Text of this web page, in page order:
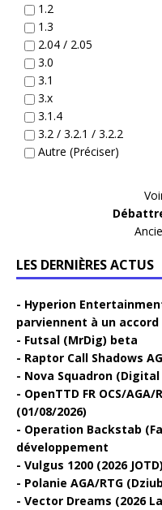
1.2
1.3
2.04 / 2.05
3.0
3.1
3.x
3.1.4
3.2 / 3.2.1 / 3.2.2
Autre (Préciser)
LES DERNIÈRES ACTUS
Hyperion
parviennent à un accord
Futsal (MrDig) beta
Raptor Call Shadows
Nova Squadron
OpenTTD FR OCS/
(01/08/2026)
Operation Backstab
développement
Vulgus 1200 (2026 JOTD)
Polanie AGA/RTG
Vector Dreams (2026